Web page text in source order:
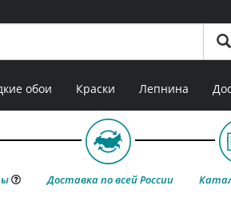
обои Краски Лепнина
Доставка по всей России